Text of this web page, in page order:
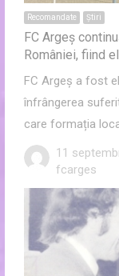
Recomandate Ştiri
FC Argeș
României, fiind
FC Argeș a fost
înfrângerea
care formația
11
Author
fcarges